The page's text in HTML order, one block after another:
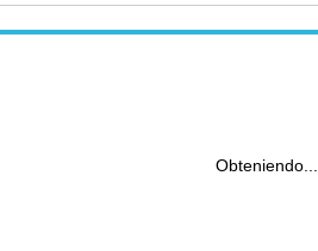
Obteniendo...